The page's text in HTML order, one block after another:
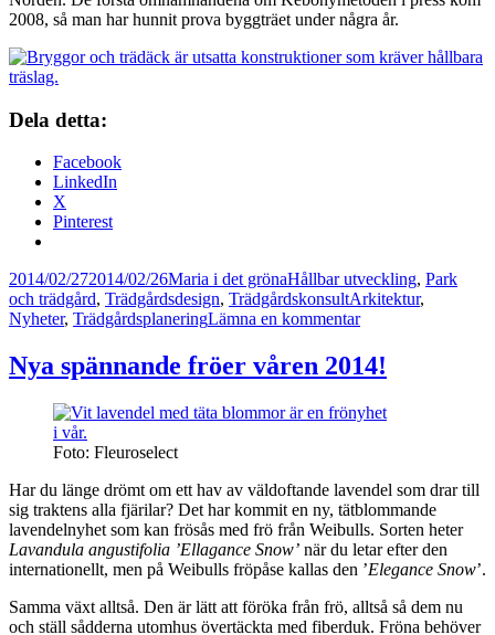
2008, så man har hunnit prova byggträet under några år.
Dela detta:
Facebook
LinkedIn
X
Pinterest
Postat
2014/02/272014/02/26Författare
Maria i det grönaKategorier
Hållbar utveckling, Park
och trädgård, Trädgårdsdesign, TrädgårdskonsultTaggar
Arkitektur,
Nyheter, TrädgårdsplaneringLämna en kommentartill
ett
nytt
för
Nya spännande fröer våren 2014!
Foto: Fleuroselect
Har du länge drömt om ett hav av väldoftande lavendel som drar till
sig traktens alla fjärilar? Det har kommit en ny, tätblommande
lavendelnyhet som kan frösås med frö från Weibulls. Sorten heter
Lavandula angustifolia ’Ellagance Snow’ när du letar efter den
internationellt, men på Weibulls fröpåse kallas den ’Elegance Snow’.
Samma växt alltså. Den är lätt att föröka från frö, alltså så dem nu
och ställ sådderna utomhus övertäckta med fiberduk. Fröna behöver